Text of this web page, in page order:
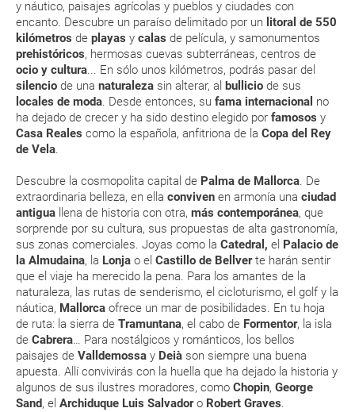
y náutico, paisajes agrícolas y pueblos y ciudades con
encanto. Descubre un paraíso delimitado por un litoral de 550
kilómetros de playas y calas de película, y samonumentos
prehistóricos, hermosas cuevas subterráneas, centros de
ocio y cultura ... En sólo unos kilómetros, podrás pasar del
silencio de una naturaleza sin alterar, al bullicio de sus
locales de moda . Desde entonces, su fama internacional no
ha dejado de crecer y ha sido destino elegido por famosos y
Casa Reales como la española, anfitriona de la Copa del Rey
de Vela
Descubre la cosmopolita capital de Palma de Mallorca . De
extraordinaria belleza, en ella conviven en armonía una ciudad
antigua llena de historia con otra, más contemporánea, que
sorprende por su cultura, sus propuestas de alta gastronomía,
sus zonas comerciales. Joyas como la Catedral, el Palacio de
la Almudaina, la Lonja o el Castillo de Bellverte harán sentir
que el viaje ha merecido la pena. Para los amantes de la
naturaleza, las rutas de senderismo, el cicloturismo, el golf y la
náutica, Mallorca ofrece un mar de posibilidades. En tu hoja
de ruta: la sierra de Tramuntana, el cabo de Formentor, la isla
de Cabrera … Para nostálgicos y románticos, los bellos
paisajes de Valldemossa y Deià son siempre una buena
apuesta. Allí convivirás con la huella que ha dejado la historia y
algunos de sus ilustres moradores, como Chopin, George
Sand, el Archiduque Luis Salvadoro Robert Graves
concurrida
Embat es el nombre que recibe en Mallorca la brisa
marina. Gracias a ella, las temperaturas veraniegas son
menos rigurosas
El turista invernal viene atraído por la historia, cultura,
naturaleza y gastronomía de la isla
Mallorca cuenta con 2.756 horas de sol al año, lo que la
convierte en un destino perfecto para disfrutar de la
naturaleza y los deportes
ENE
15.2 °C
8.3 °C
FEB
15.7 °C
8.5 °C
MAR
17.1 °C
9.5 °C
ABR
18.7 °C
11.3 °C
imprimir y llevar contigo en el viaje.
Esta documentación te será requerida en el mostrador de la compañía
aérea a la hora de realizar el check-in el día de la salida.
MODIFICACIÓN ó CANCELACIÓN ¿Puedo anular o
modificar una reserva del viaje? ¿Qué gastos puede
generar una anulación o modificación del viaje?
¿Qué caducidad debe tener mi pasaporte para ir
a...?
¿Con cuánta antelación tengo que estar en el
aeropuerto?
RESERVAR ¿Cómo puedo reservar un viaje de
paquete vacacional en la página web?
Al realizar la reserva, uno de los servicios ha
quedado de pendiente de confirmación ¿Cómo
sabré si se confirma el viaje?